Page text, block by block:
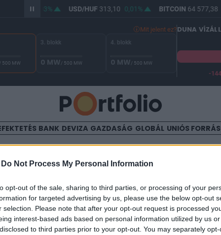
Do Not Process My Personal Information
opt-out of the sale, sharing to third parties, or processing of your
for targeted advertising by us, please use the below opt-out
selection. Please note that after your opt-out request is processed
interest-based ads based on personal information utilized by us
to third parties prior to your opt-out. You may separately
0,03% USD/HUF 313,10 0,01% BITCOIN64 577,38
Mit jelent ez?
/ 500 MW
3. blokk
0 MW/ 500 MW
4. blokk
0 MW/ 500 MW
DUNA
-
BANK DEVIZA GAZDASÁG GLOBÁL UNIÓS